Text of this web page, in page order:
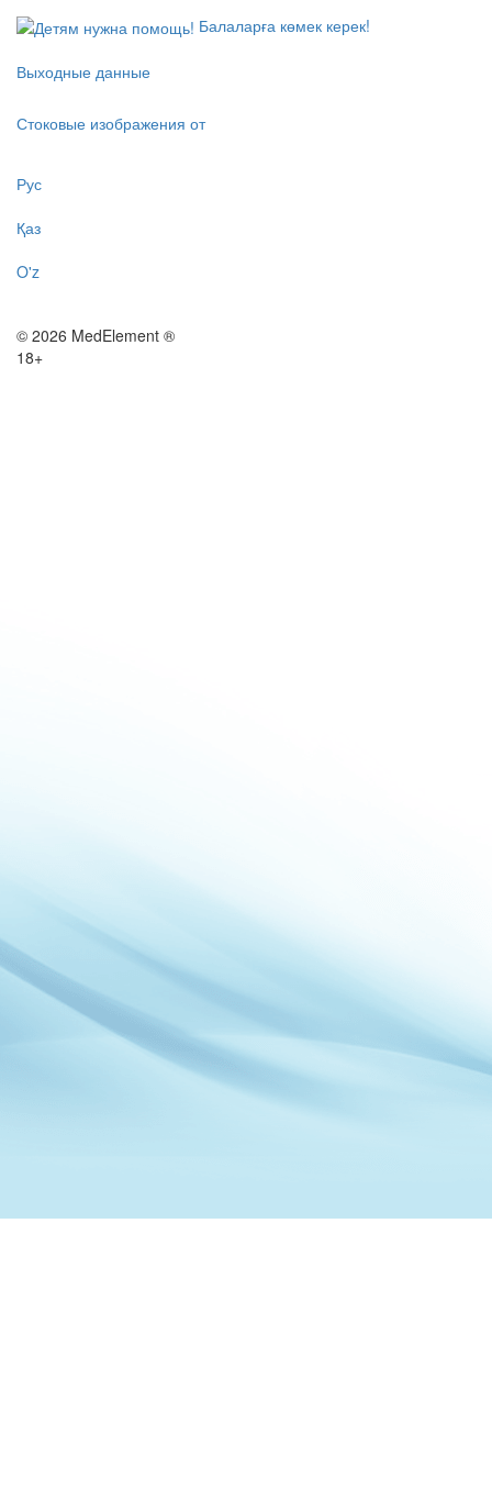
Балаларға көмек керек!
Выходные данные
Стоковые изображения от
Рус
Қаз
O'z
© 2026 MedElement ®
18+